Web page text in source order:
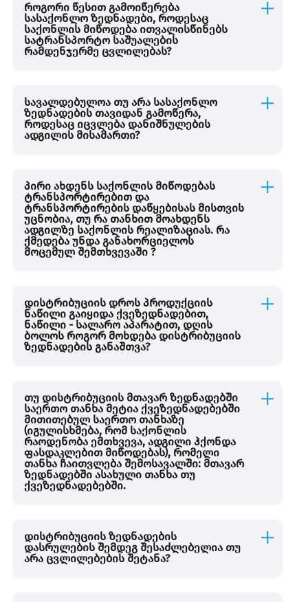
სესხის და კაპიტალის აღრიცხვა
როგორი წესით გამოიწერება
სასაქონლო ზედნადები, როდესაც
საქონლის მიწოდება ითვალისწინებს
სატრანსპორტო საშუალების
რამდენჯერმე ცვლილებას?
სავალდებულოა თუ არა სასაქონლო
ზედნადების თავიდან გამოწერა,
როდესაც იცვლება დანიშნულების
ადგილის მისამართი?
პირი ახდენს საქონლის მიწოდებას
ტრანსპორტირებით და
ტრანსპორტირების დაწყებისას მისთვის
უცნობია, თუ რა თანხით მოახდენს
ადგილზე საქონლის რეალიზაციას. რა
ქმედება უნდა განახორციელოს
მოცემულ შემთხვევაში ?
დისტრიბუციის დროს პროდუქციის
ნაწილი გაიყიდა ქვეზედნადებით,
ნაწილი - სალარო აპარატით, დღის
ბოლოს როგორ მოხდება დისტრიბუციის
ზედნადების განაშთვა?
თუ დისტრიბუციის მთავარ ზედნადებში
საერთო თანხა მეტია ქვეზედნადებებში
მითითებულ საერთო თანხაზე
(იგულისხმება, რომ საქონლის
რაოდენობა ემთხვევა, ადგილი ჰქონდა
ფასდაკლებით მიწოდებას), რომელი
თანხა ჩაითვლება შემოსავალში: მთავარ
ზედნადებში ასახული თანხა თუ
ქვეზედნადებებში.
დისტრიბუციის ზედნადების
დასრულების შემდეგ შესაძლებელია თუ
არა ცვლილებების შეტანა?